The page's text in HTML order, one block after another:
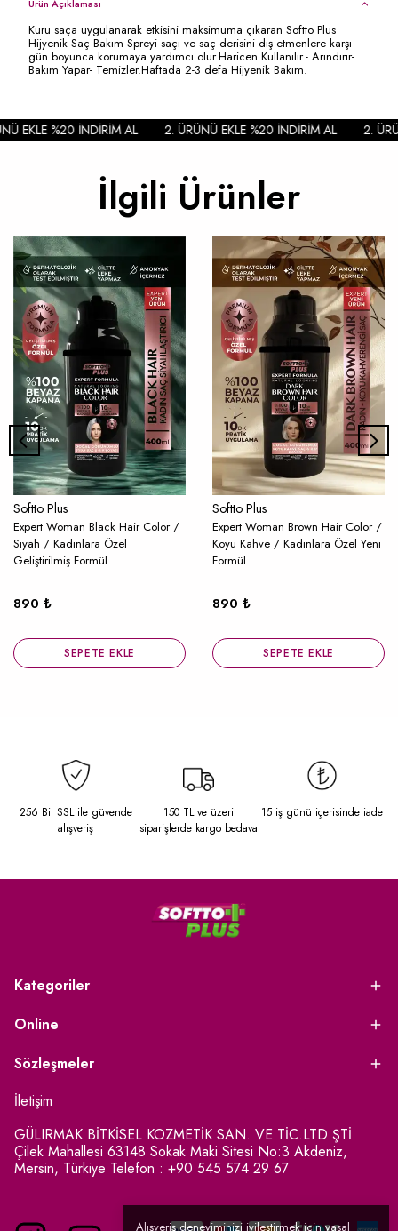
Alışveriş deneyiminizi iyileştirmek için yasal
Ürün Açıklaması
Kuru saça uygulanarak etkisini maksimuma çıkaran Softto Plus
Hijyenik Saç Bakım Spreyi saçı ve saç derisini dış etmenlere karşı
gün boyunca korumaya yardımcı olur.Haricen Kullanılır.- Arındırır-
Bakım Yapar- Temizler.Haftada 2-3 defa Hijyenik Bakım.
EKLE %20 İNDİRİM AL 2. ÜRÜNÜ EKLE %20 İNDİRİM AL 2.
İlgili Ürünler
Softto Plus
Expert Woman Black Hair Color /
Siyah / Kadınlara Özel
Geliştirilmiş Formül
890 ₺
SEPETE EKLE
Softto Plus
Expert Woman Brown Hair Color /
Koyu Kahve / Kadınlara Özel Yeni
Formül
890 ₺
SEPETE EKLE
256 Bit SSL ile güvende
alışveriş
150 TL ve üzeri
siparişlerde kargo bedava
15 iş günü içerisinde iade
Kategoriler
Online
Sözleşmeler
İletişim
GÜLIRMAK BİTKİSEL KOZMETİK SAN. VE TİC.LTD.ŞTİ.
Çilek Mahallesi 63148 Sokak Maki Sitesi No:3 Akdeniz,
Mersin, Türkiye Telefon : +90 545 574 29 67